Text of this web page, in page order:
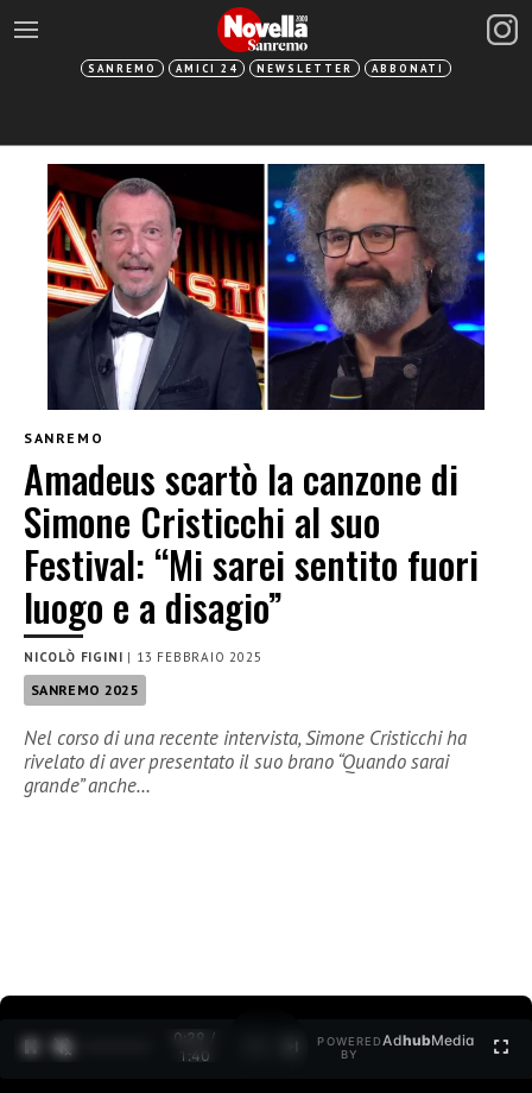
SANREMO AMICI 24 NEWSLETTER ABBONATI
SANREMO
Amadeus scartò la canzone di
Simone Cristicchi al suo
Festival: “Mi sarei sentito fuori
luogo e a disagio”
NICOLÒ FIGINI | 13 FEBBRAIO 2025
SANREMO 2025
Nel corso di una recente intervista, Simone Cristicchi ha
rivelato di aver presentato il suo brano “Quando sarai
grande” anche…
0:30 /
1:40
POWERED
BY
AdhubMedia